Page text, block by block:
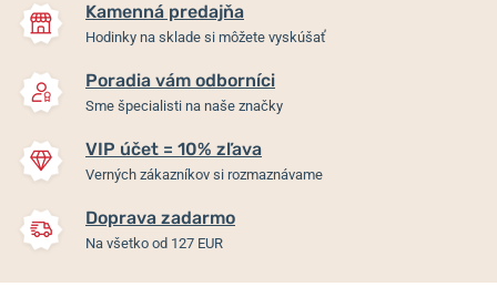
Kamenná predajňa
Hodinky na sklade si môžete vyskúšať
Poradia vám odborníci
Sme špecialisti na naše značky
VIP účet = 10% zľava
Verných zákazníkov si rozmaznávame
Doprava zadarmo
Na všetko od 127 EUR